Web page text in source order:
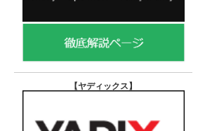
【ヤディックス】